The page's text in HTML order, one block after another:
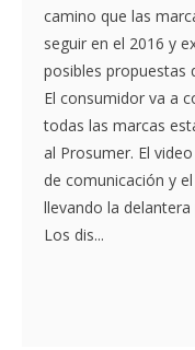
camino que las
seguir en el 2016 y
posibles propuestas
El consumidor va a
todas las marcas
al Prosumer. El
de comunicación y
llevando la
Los dis...